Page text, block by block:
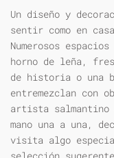
Un diseño y
sentir como en
Numerosos
horno de leña,
de historia o una
entremezclan con
artista salmantino
mano una a una,
visita algo